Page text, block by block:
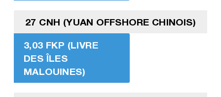
27 CNH (YUAN OFFSHORE CHINOIS)
3,03 FKP (LIVRE
DES ÎLES
MALOUINES)